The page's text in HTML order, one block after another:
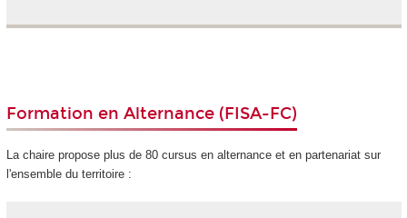
Formation en Alternance (FISA-FC)
La chaire propose plus de 80 cursus en alternanceet en partenariat sur
l'ensemble du territoire :